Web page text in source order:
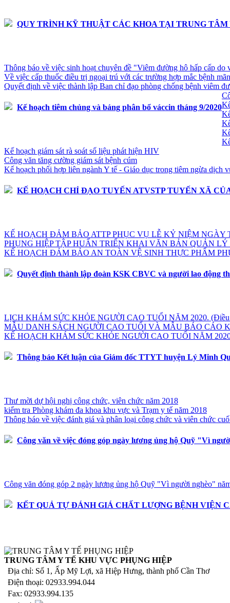
QUY TRÌNH KỸ THUẬT CÁC KHOA TẠI TRUNG TÂM
Thông báo về việc sinh hoạt chuyên đề "Viêm đường hô hấp cấp do
Về việc cấp thuốc điều trị ngoại trú với các trường hợp mắc bệnh
Quyết định về việc thành lập Ban chỉ đạo phòng chống bệnh viêm
Kế hoạch tiêm chủng và bảng phân bổ váccin tháng 9/2020
Kế hoạch giám sát rà soát số liệu phát hiện HIV
Công văn tăng cường giám sát bệnh cúm
Kế hoạch phối hợp liên ngành Y tế - Giáo dục trong tiêm ngừa dịch
KẾ HOẠCH CHỈ ĐẠO TUYẾN ATVSTP TUYẾN XÃ
KẾ HOẠCH ĐẢM BẢO ATTP PHỤC VỤ LỄ KỶ NIỆM NGÀY
PHỤNG HIỆP TẬP HUẤN TRIỂN KHAI VĂN BẢN QUẢN
KẾ HOẠCH ĐẢM BẢO AN TOÀN VỆ SINH THỰC PHẨM
Quyết định thành lập đoàn KSK CBVC và người lao động
LỊCH KHÁM SỨC KHỎE NGƯỜI CAO TUỔI NĂM 2020. (Điều
MẪU DANH SÁCH NGƯỜI CAO TUỔI VÀ MẪU BÁO CÁO
KẾ HOẠCH KHÁM SỨC KHỎE NGƯỜI CAO TUỔI NĂM
Thông báo Kết luận của Giám đốc TTYT huyện Lý Minh
Thư mời dự hội nghị công chức, viên chức năm 2018
kiểm tra Phòng khám đa khoa khu vực và Trạm y tế năm 2018
Thông báo về việc đánh giá và phân loại công chức và viên chức
Công văn về việc đóng góp ngày lương ủng hộ Quỹ "Vì
Công văn đóng góp 2 ngày lương ủng hộ Quỹ "Vì người nghèo"
KẾT QUẢ TỰ ĐÁNH GIÁ CHẤT LƯỢNG BỆNH VIỆN
TRUNG TÂM Y TẾ KHU VỰC PHỤNG HIỆP
Địa chỉ: Số 1, Ấp Mỹ Lợi, xã Hiệp Hưng, thành phố Cần Thơ
Điện thoại: 02933.994.044
Fax: 02933.994.135